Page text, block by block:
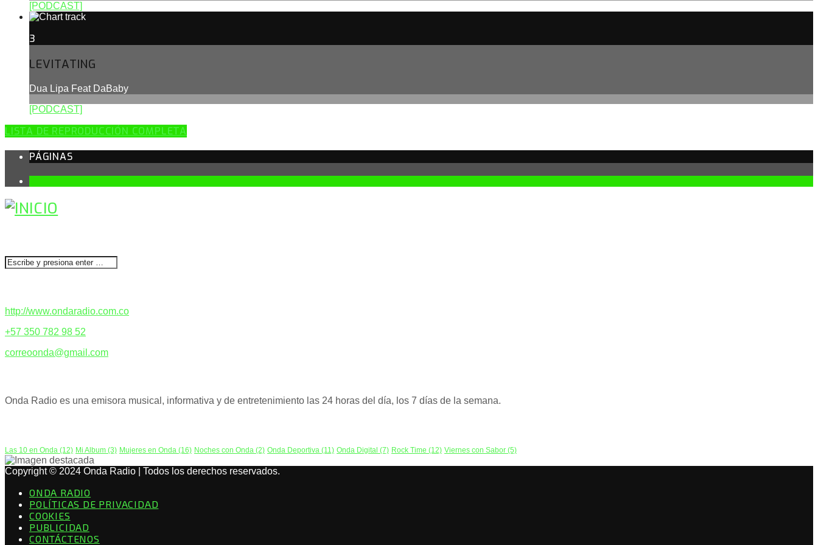
[PODCAST]
3
LEVITATING
Dua Lipa Feat DaBaby
[PODCAST]
LISTA DE REPRODUCCIÓN COMPLETA
PÁGINAS
http://www.ondaradio.com.co
+57 350 782 98 52
correoonda@gmail.com
Onda Radio es una emisora musical, informativa y de entretenimiento las 24 horas del día, los 7 días de la semana.
Las 10 en Onda (12) Mi Album (3) Mujeres en Onda (16) Noches con Onda (2) Onda Deportiva (11) Onda Digital (7) Rock Time (12) Viernes con Sabor (5)
Copyright © 2024 Onda Radio | Todos los derechos reservados.
ONDA RADIO
POLÍTICAS DE PRIVACIDAD
COOKIES
PUBLICIDAD
CONTÁCTENOS